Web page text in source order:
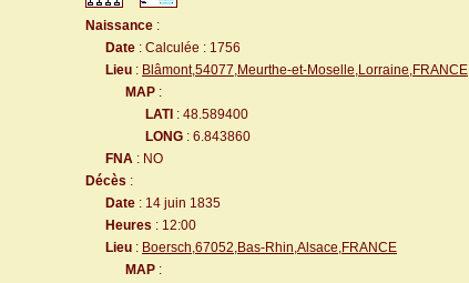
Naissance :
Date : Calculée : 1756
Lieu : Blâmont,54077,Meurthe-et-Moselle,Lorraine,FRANCE
MAP :
LATI : 48.589400
LONG : 6.843860
FNA : NO
Décès :
Date : 14 juin 1835
Heures : 12:00
Lieu : Boersch,67052,Bas-Rhin,Alsace,FRANCE
MAP :